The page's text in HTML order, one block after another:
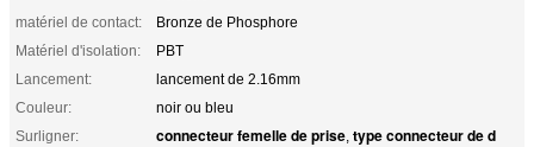
matériel de contact:
Bronze de Phosphore
Matériel d'isolation:
PBT
Lancement:
lancement de 2.16mm
Couleur:
noir ou bleu
Surligner:
connecteur femelle de prise, type connecteur de d